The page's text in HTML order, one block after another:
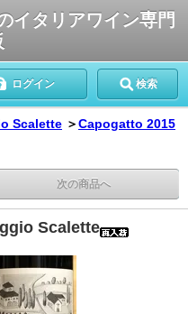
イタリアワイン専門
ログイン 検索
Scalette ＞Capogatto 2015
次の商品へ
Scalette